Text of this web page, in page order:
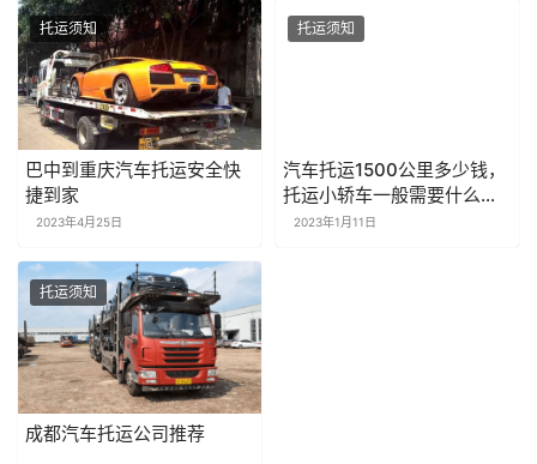
托运须知
巴中到重庆汽车托运安全快
捷到家
2023年4月25日
托运须知
汽车托运1500公里多少钱，
托运小轿车一般需要什么手
续？
2023年1月11日
托运须知
成都汽车托运公司推荐